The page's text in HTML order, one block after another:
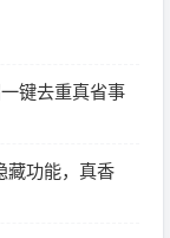
键去重真省事
藏功能，真香